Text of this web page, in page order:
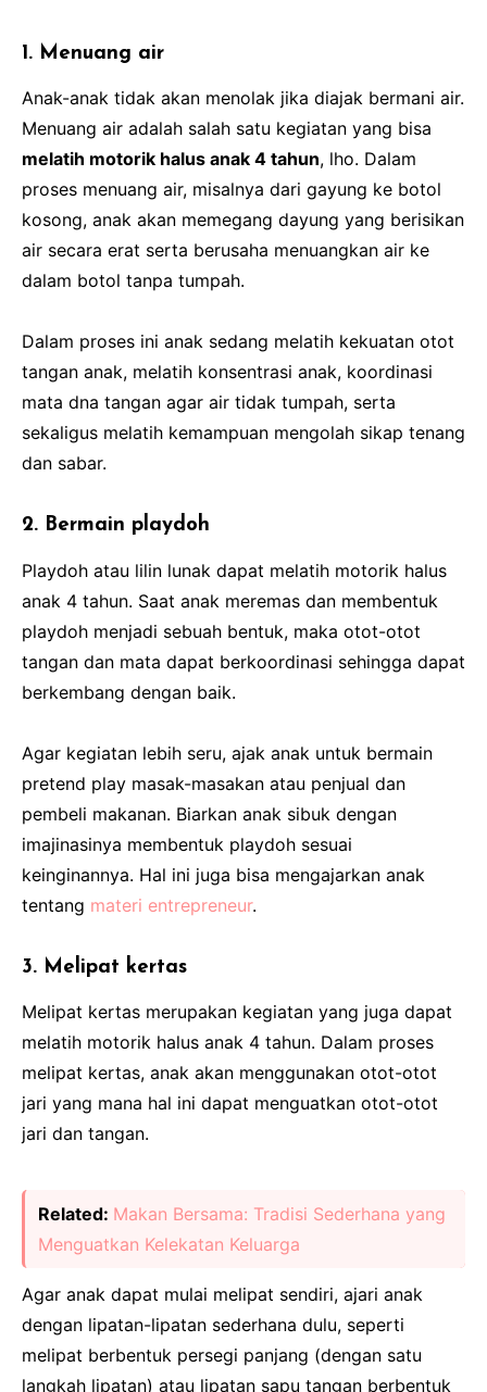
1. Menuang air
Anak-anak tidak akan menolak jika diajak bermani air.
Menuang air adalah salah satu kegiatan yang bisa
melatih motorik halus anak 4 tahun, lho. Dalam
proses menuang air, misalnya dari gayung ke botol
kosong, anak akan memegang dayung yang berisikan
air secara erat serta berusaha menuangkan air ke
dalam botol tanpa tumpah.
Dalam proses ini anak sedang melatih kekuatan otot
tangan anak, melatih konsentrasi anak, koordinasi
mata dna tangan agar air tidak tumpah, serta
sekaligus melatih kemampuan mengolah sikap tenang
dan sabar.
2. Bermain playdoh
Playdoh atau lilin lunak dapat melatih motorik halus
anak 4 tahun. Saat anak meremas dan membentuk
playdoh menjadi sebuah bentuk, maka otot-otot
tangan dan mata dapat berkoordinasi sehingga dapat
berkembang dengan baik.
Agar kegiatan lebih seru, ajak anak untuk bermain
pretend play masak-masakan atau penjual dan
pembeli makanan. Biarkan anak sibuk dengan
imajinasinya membentuk playdoh sesuai
keinginannya. Hal ini juga bisa mengajarkan anak
tentang materi entrepreneur.
3. Melipat kertas
Melipat kertas merupakan kegiatan yang juga dapat
melatih motorik halus anak 4 tahun. Dalam proses
melipat kertas, anak akan menggunakan otot-otot
jari yang mana hal ini dapat menguatkan otot-otot
jari dan tangan.
Related: Makan Bersama: Tradisi Sederhana yang
Menguatkan Kelekatan Keluarga
Agar anak dapat mulai melipat sendiri, ajari anak
dengan lipatan-lipatan sederhana dulu, seperti
melipat berbentuk persegi panjang (dengan satu
langkah lipatan) atau lipatan sapu tangan berbentuk